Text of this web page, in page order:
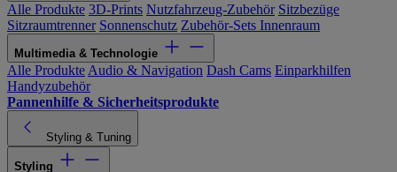
Alle Produkte 3D-Prints Nutzfahrzeug-Zubehör Sitzbezüge
Sitzraumtrenner Sonnenschutz Zubehör-Sets Innenraum
Multimedia & Technologie
Alle Produkte Audio & Navigation Dash Cams Einparkhilfen
Handyzubehör
Pannenhilfe & Sicherheitsprodukte
Styling & Tuning
Styling